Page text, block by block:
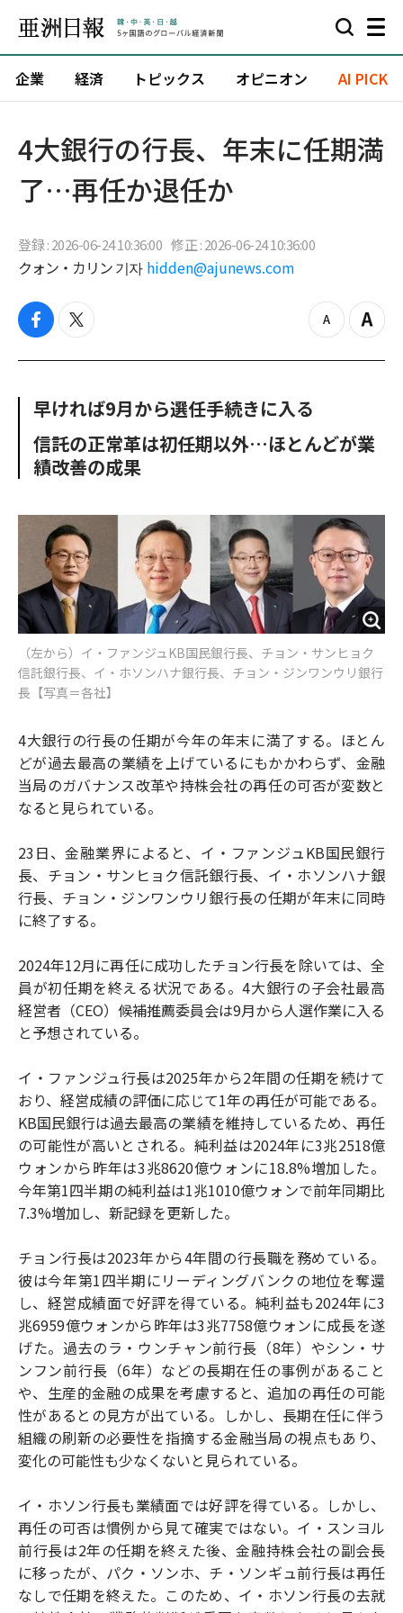
企業 経済 トピックス オピニオン AI PICK
4大銀行の行長、年末に任期満
了…再任か退任か
登録 : 2026-06-24 10:36:00 修正 : 2026-06-24 10:36:00
クォン・カリン 기자 hidden@ajunews.com
f
c
o
k
t
i
e
z
o
Z
o
早ければ9月から選任手続きに入る
信託の正常革は初任期以外…ほとんどが業
績改善の成果
（左から）イ・ファンジュKB国民銀行長、チョン・サンヒョク
信託銀行長、イ・ホソンハナ銀行長、チョン・ジンワンウリ銀行
長【写真＝各社】
4大銀行の行長の任期が今年の年末に満了する。ほとん
どが過去最高の業績を上げているにもかかわらず、金融
当局のガバナンス改革や持株会社の再任の可否が変数と
なると見られている。
23日、金融業界によると、イ・ファンジュKB国民銀行
長、チョン・サンヒョク信託銀行長、イ・ホソンハナ銀
行長、チョン・ジンワンウリ銀行長の任期が年末に同時
に終了する。
2024年12月に再任に成功したチョン行長を除いては、全
員が初任期を終える状況である。4大銀行の子会社最高
経営者（CEO）候補推薦委員会は9月から人選作業に入る
と予想されている。
イ・ファンジュ行長は2025年から2年間の任期を続けて
おり、経営成績の評価に応じて1年の再任が可能である。
KB国民銀行は過去最高の業績を維持しているため、再任
の可能性が高いとされる。純利益は2024年に3兆2518億
ウォンから昨年は3兆8620億ウォンに18.8%増加した。
今年第1四半期の純利益は1兆1010億ウォンで前年同期比
7.3%増加し、新記録を更新した。
チョン行長は2023年から4年間の行長職を務めている。
彼は今年第1四半期にリーディングバンクの地位を奪還
し、経営成績面で好評を得ている。純利益も2024年に3
兆6959億ウォンから昨年は3兆7758億ウォンに成長を遂
げた。過去のラ・ウンチャン前行長（8年）やシン・サ
ンフン前行長（6年）などの長期在任の事例があること
や、生産的金融の成果を考慮すると、追加の再任の可能
性があるとの見方が出ている。しかし、長期在任に伴う
組織の刷新の必要性を指摘する金融当局の視点もあり、
変化の可能性も少なくないと見られている。
イ・ホソン行長も業績面では好評を得ている。しかし、
再任の可否は慣例から見て確実ではない。イ・スンヨル
前行長は2年の任期を終えた後、金融持株会社の副会長
に移ったが、パク・ソンホ、チ・ソンギュ前行長は再任
なしで任期を終えた。このため、イ・ホソン行長の去就